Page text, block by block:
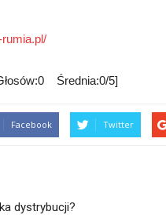
Średnia:0/5]
Facebook Twitter
dystrybucji?